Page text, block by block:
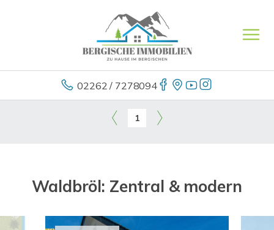
02262 / 7278094
1
Waldbröl: Zentral & modern